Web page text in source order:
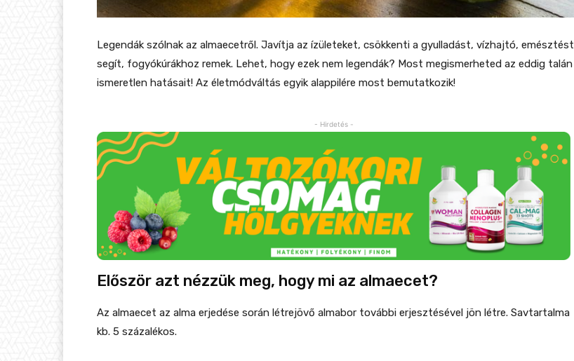
Legendák szólnak az almaecetről. Javítja az ízületeket, csökkenti a gyulladást, vízhajtó, emésztést
segít, fogyókúrákhoz remek. Lehet, hogy ezek nem legendák? Most megismerheted az eddig talán
ismeretlen hatásait! Az életmódváltás egyik alappilére most bemutatkozik!
- Hirdetés -
Először azt nézzük meg, hogy mi az almaecet?
Az almaecet az alma erjedése során létrejövő almabor további erjesztésével jön létre. Savtartalma
kb. 5 százalékos.